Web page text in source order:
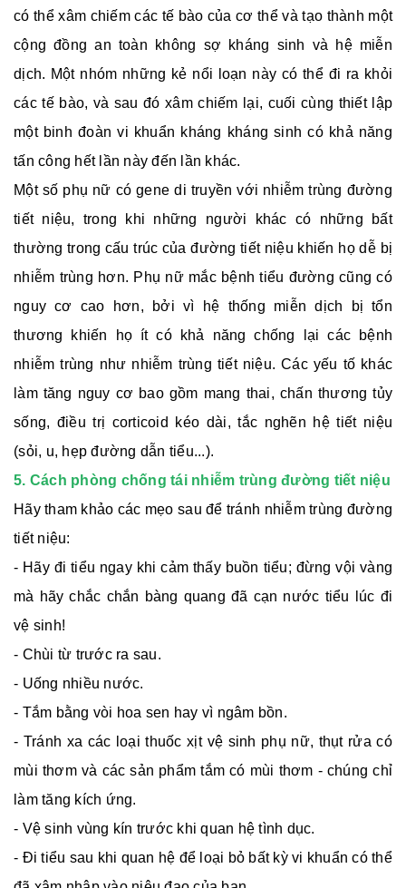
có thể xâm chiếm các tế bào của cơ thể và tạo thành một
cộng đồng an toàn không sợ kháng sinh và hệ miễn
dịch. Một nhóm những kẻ nổi loạn này có thể đi ra khỏi
các tế bào, và sau đó xâm chiếm lại, cuối cùng thiết lập
một binh đoàn vi khuẩn kháng kháng sinh có khả năng
tấn công hết lần này đến lần khác.
Một số phụ nữ có gene di truyền với nhiễm trùng đường
tiết niệu, trong khi những người khác có những bất
thường trong cấu trúc của đường tiết niệu khiến họ dễ bị
nhiễm trùng hơn. Phụ nữ mắc bệnh tiểu đường cũng có
nguy cơ cao hơn, bởi vì hệ thống miễn dịch bị tổn
thương khiến họ ít có khả năng chống lại các bệnh
nhiễm trùng như nhiễm trùng tiết niệu. Các yếu tố khác
làm tăng nguy cơ bao gồm mang thai, chấn thương tủy
sống, điều trị corticoid kéo dài, tắc nghẽn hệ tiết niệu
(sỏi, u, hẹp đường dẫn tiểu...).
5. Cách phòng chống tái nhiễm trùng đường tiết niệu
Hãy tham khảo các mẹo sau để tránh nhiễm trùng đường
tiết niệu:
- Hãy đi tiểu ngay khi cảm thấy buồn tiểu; đừng vội vàng
mà hãy chắc chắn bàng quang đã cạn nước tiểu lúc đi
vệ sinh!
- Chùi từ trước ra sau.
- Uống nhiều nước.
- Tắm bằng vòi hoa sen hay vì ngâm bồn.
- Tránh xa các loại thuốc xịt vệ sinh phụ nữ, thụt rửa có
mùi thơm và các sản phẩm tắm có mùi thơm - chúng chỉ
làm tăng kích ứng.
- Vệ sinh vùng kín trước khi quan hệ tình dục.
- Đi tiểu sau khi quan hệ để loại bỏ bất kỳ vi khuẩn có thể